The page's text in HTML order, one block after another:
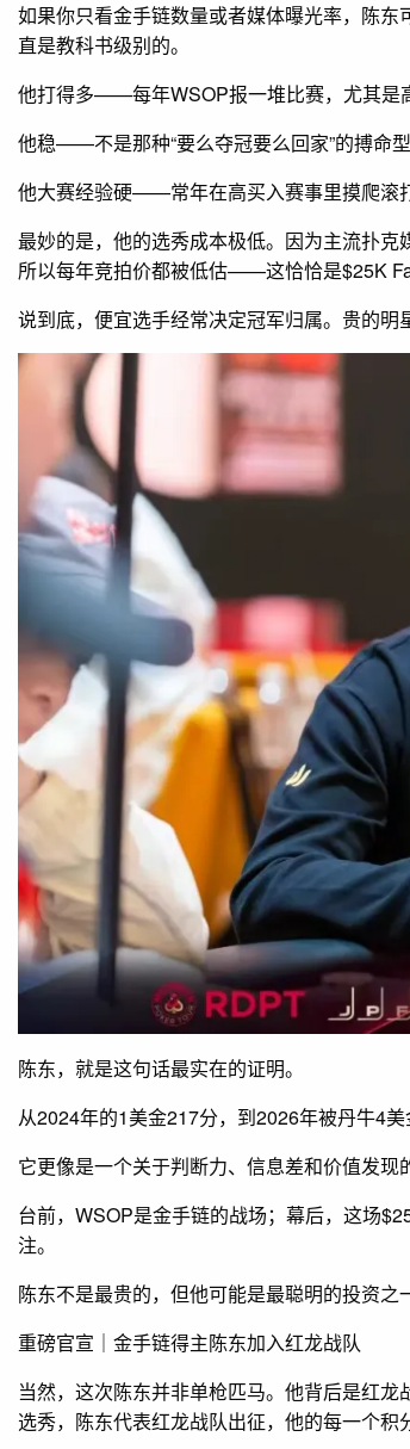
如果你只看金手链数量或者媒体曝光率，陈
直是教科书级别的。
他打得多——每年WSOP报一堆比赛，尤其是
他稳——不是那种“要么夺冠要么回家”的搏命
他大赛经验硬——常年在高买入赛事里摸爬滚
最妙的是，他的选秀成本极低。因为主流扑克
所以每年竞拍价都被低估——这恰恰是$25K
说到底，便宜选手经常决定冠军归属。贵的明
陈东，就是这句话最实在的证明。
从2024年的1美金217分，到2026年被丹牛4
它更像是一个关于判断力、信息差和价值发现
台前，WSOP是金手链的战场；幕后，这场
注。
陈东不是最贵的，但他可能是最聪明的投资之
重磅官宣｜金手链得主陈东加入红龙战队
当然，这次陈东并非单枪匹马。他背后是红
选秀，陈东代表红龙战队出征，他的每一个积